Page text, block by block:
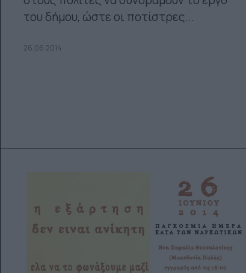
του δήμου, ώστε οι ποτίστρες...
26.06.2014